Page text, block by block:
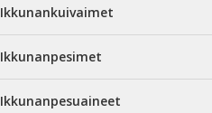
Ikkunankuivaimet
Ikkunanpesimet
Ikkunanpesuaineet